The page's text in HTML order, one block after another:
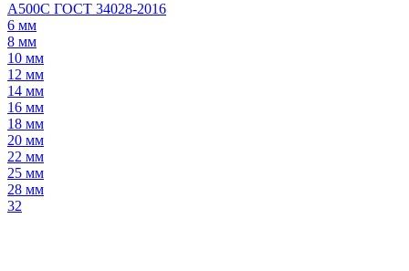
А500С ГОСТ 34028-2016
6 мм
8 мм
10 мм
12 мм
14 мм
16 мм
18 мм
20 мм
22 мм
25 мм
28 мм
32